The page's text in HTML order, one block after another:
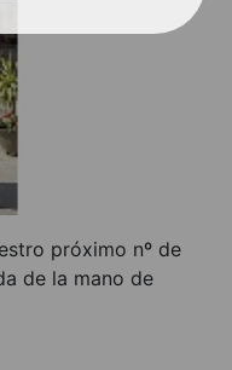
próximo nº de
de la mano de